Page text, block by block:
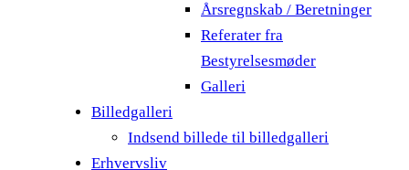
Årsregnskab / Beretninger
Referater fra
Bestyrelsesmøder
Galleri
Billedgalleri
Indsend billede til billedgalleri
Erhvervsliv